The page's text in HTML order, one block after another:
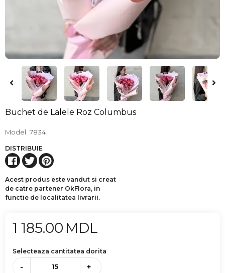
Buchet de Lalele Roz Columbus
Model 7834
DISTRIBUIE
Acest produs este vandut si creat
de catre partener OkFlora, in
functie de localitatea livrarii.
1 185.00 MDL
Selecteaza cantitatea dorita
- +